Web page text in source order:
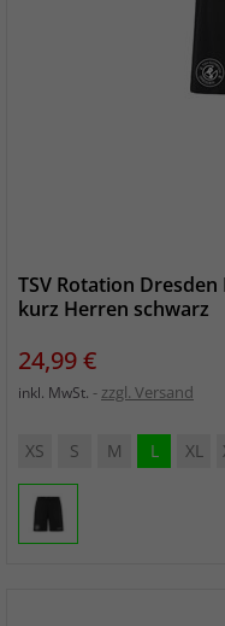
TSV Rotation
kurz Herren schwarz
Preis
24,99 €
inkl. MwSt. zzgl. Versand
XS S M L XL